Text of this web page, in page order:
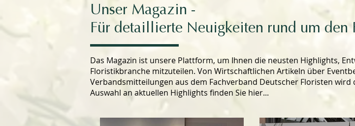
Unser Magazin -
Für detaillierte Neuigkeiten rund um den
Das Magazin ist unsere Plattform, um Ihnen die neusten Highlights,
Floristikbranche mitzuteilen. Von Wirtschaftlichen Artikeln über
Verbandsmitteilungen aus dem Fachverband Deutscher Floristen wird
Auswahl an aktuellen Highlights finden Sie hier...